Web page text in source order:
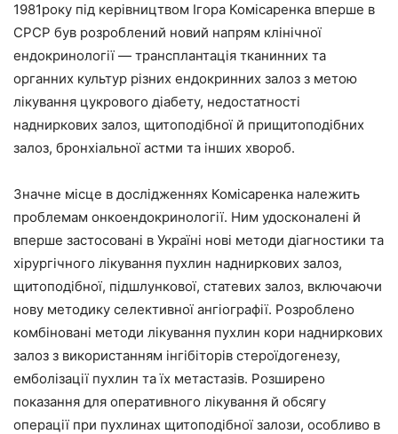
1981року під керівництвом Ігора Комісаренка вперше в
СРСР був розроблений новий напрям клінічної
ендокринології — трансплантація тканинних та
органних культур різних ендокринних залоз з метою
лікування цукрового діабету, недостатності
надниркових залоз, щитоподібної й прищитоподібних
залоз, бронхіальної астми та інших хвороб.
Значне місце в дослідженнях Комісаренка належить
проблемам онкоендокринології. Ним удосконалені й
вперше застосовані в Україні нові методи діагностики та
хірургічного лікування пухлин надниркових залоз,
щитоподібної, підшлункової, статевих залоз, включаючи
нову методику селективної ангіографії. Розроблено
комбіновані методи лікування пухлин кори надниркових
залоз з використанням інгібіторів стероїдогенезу,
емболізації пухлин та їх метастазів. Розширено
показання для оперативного лікування й обсягу
операції при пухлинах щитоподібної залози, особливо в